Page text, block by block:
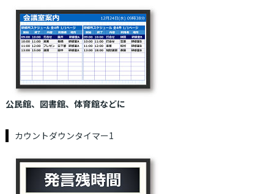
公民館、図書館、体育館などに
カウントダウンタイマー1